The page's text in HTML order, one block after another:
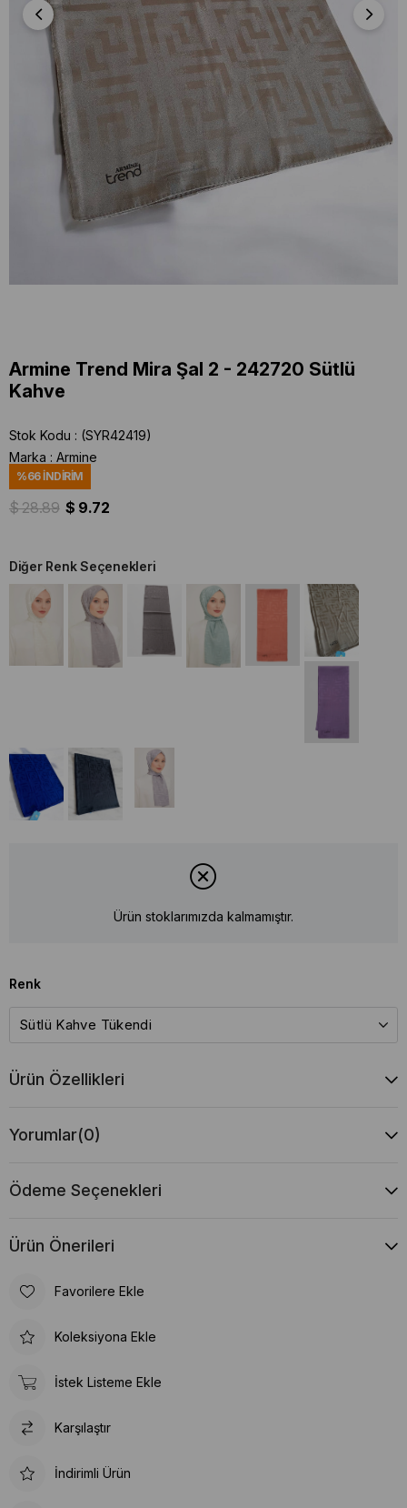
Armine Trend Mira Şal 2 - 242720 Sütlü
Kahve
Stok Kodu
(SYR42419)
Marka : Armine
%66İNDIRIM
$ 28.89 $ 9.72
Diğer Renk Seçenekleri
Ürün stoklarımızda kalmamıştır.
Renk
Ürün Özellikleri
Yorumlar(0)
Ödeme Seçenekleri
Ürün Önerileri
Favorilere Ekle
Koleksiyona Ekle
İstek Listeme Ekle
Karşılaştır
İndirimli Ürün